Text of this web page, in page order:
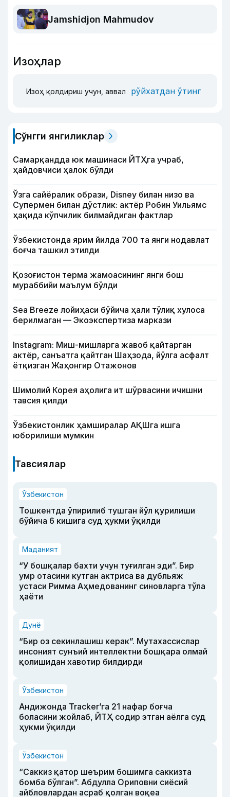
Jamshidjon Mahmudov
Изоҳлар
Изоҳ қолдириш учун, аввал рўйхатдан ўтинг
Сўнгги янгиликлар
Самарқандда юк машинаси ЙТҲга учраб,
ҳайдовчиси ҳалок бўлди
Ўзга сайёралик образи, Disney билан низо ва
Супермен билан дўстлик: актёр Робин Уильямс
ҳақида кўпчилик билмайдиган фактлар
Ўзбекистонда ярим йилда 700 та янги нодавлат
боғча ташкил этилди
Қозоғистон терма жамоасининг янги бош
мураббийи маълум бўлди
Sea Breeze лойиҳаси бўйича ҳали тўлиқ хулоса
берилмаган — Экоэкспертиза маркази
Instagram: Миш-мишларга жавоб қайтарган
актёр, санъатга қайтган Шаҳзода, йўлга асфалт
ётқизган Жаҳонгир Отажонов
Шимолий Корея аҳолига ит шўрвасини ичишни
тавсия қилди
Ўзбекистонлик ҳамширалар АҚШга ишга
юборилиши мумкин
Тавсиялар
Ўзбекистон
Тошкентда ўпирилиб тушган йўл қурилиши
бўйича 6 кишига суд ҳукми ўқилди
Маданият
“У бошқалар бахти учун туғилган эди”. Бир
умр отасини кутган актриса ва дубльяж
устаси Римма Аҳмедованинг синовларга тўла
ҳаёти
Дунё
“Бир оз секинлашиш керак”. Мутахассислар
инсоният сунъий интеллектни бошқара олмай
қолишидан хавотир билдирди
Ўзбекистон
Андижонда Tracker’га 21 нафар боғча
боласини жойлаб, ЙТҲ содир этган аёлга суд
ҳукми ўқилди
Ўзбекистон
“Саккиз қатор шеърим бошимга саккизта
бомба бўлган”. Абдулла Ориповни сиёсий
айбловлардан асраб қолган воқеа